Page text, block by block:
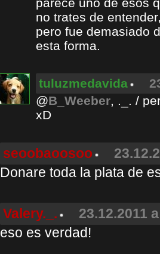
no trates de
pero fue demasiado
esta forma.
tuluzmedavida
@B_Weeber, ._. /
xD
seoobaoosoo
Donare toda la plata de
Valery._.
23.12.2011
eso es verdad!